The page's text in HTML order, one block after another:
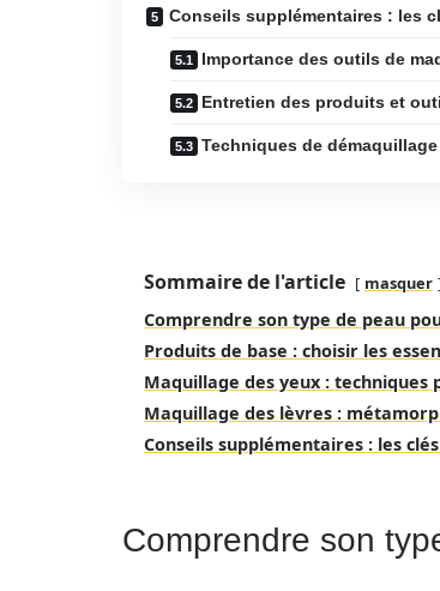
Conseils supplémentaires : les
Importance des outils de
Entretien des produits et
Techniques de démaquillage
Sommaire de l'article masquer
Comprendre son type de peau
Produits de base : choisir les
Maquillage des yeux :
Maquillage des lèvres :
Conseils supplémentaires : les
Comprendre son